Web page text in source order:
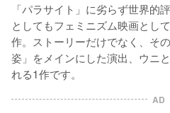
「パラサイト」に劣らず世界的
としてもフェミニズム映画とし
作。ストーリーだけでなく、そ
姿」をメインにした演出、ウニ
れる1作です。
AD